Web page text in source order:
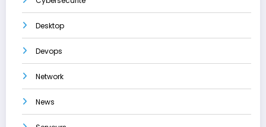
Desktop
Devops
Network
News